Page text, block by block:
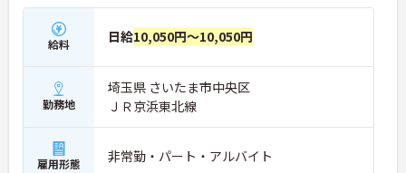
給料 日給10,050円～10,050円
勤務地
埼玉県 さいたま市中央区
ＪＲ京浜東北線
雇用形態 非常勤・パート・アルバイト